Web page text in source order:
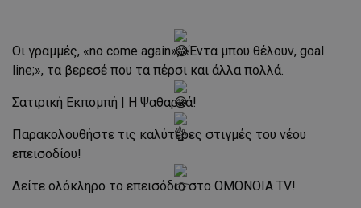
Οι γραμμές, «no come again», «Έντα μπου θέλουν, goal
line;», τα βερεσέ που τα πέρσι και άλλα πολλά.
Σατιρική Εκπομπή | Η Ψαθαρκά!
Παρακολουθήστε τις καλύτερες στιγμές του νέου
επεισοδίου!
Δείτε ολόκληρο το επεισόδιο στο OMONOIA TV!